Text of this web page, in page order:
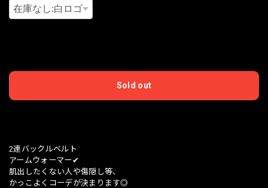
Sold out
2連バックルベルト
アームウォーマー✔︎
肌出したくない人や傷隠し等、
かっこよくコーデが決まります◎